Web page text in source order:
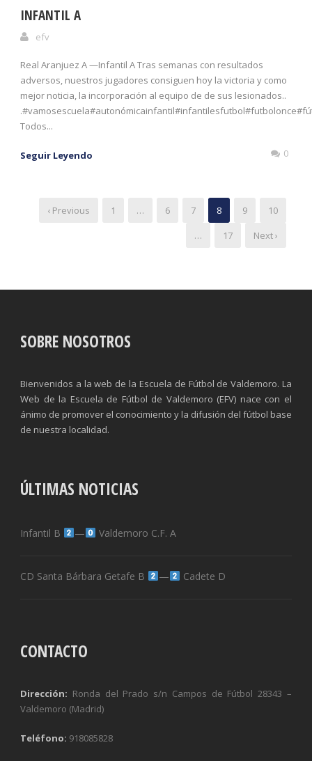
INFANTIL A
efv
Real Aranjuez A —Infantil A Tras semanas con resultados
adversos, nuestros jugadores consiguen hoy la victoria y como
mejor noticia, la incorporación al equipo de de sus lesionados..
Todos...
Seguir Leyendo 0
‹ Previous 1 … 6 7 8 9
10
…
17 Next ›
SOBRE NOSOTROS
Bienvenidos a la web de la Escuela de Fútbol de Valdemoro. La
Web de la Escuela de Fútbol de Valdemoro (EFV) nace con el
ánimo de promover el conocimiento y la difusión del fútbol base
de nuestra localidad.
ÚLTIMAS NOTICIAS
Infantil B — Valdemoro C.F. A
CD Santa Bárbara Getafe B — Cadete D
CONTACTO
Dirección: Ronda del Prado s/n Campos de Fútbol 28343 –
Valdemoro (Madrid)
Teléfono: 918085828